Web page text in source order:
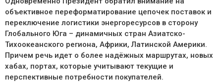
объективное переформатирование цепочек поставок и
переключение логистики энергоресурсов в сторону
Глобального Юга – динамичных стран Азиатско-
Тихоокеанского региона, Африки, Латинской Америки.
Причем речь идет о более надёжных маршрутах, новых
хабах, портах, которые учитывают текущие и
перспективные потребности покупателей.